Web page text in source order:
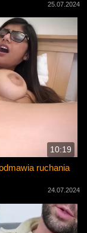
25.07.2024
10:19
ruchania
24.07.2024